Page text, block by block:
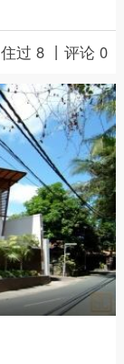
住过 8 丨评论 0